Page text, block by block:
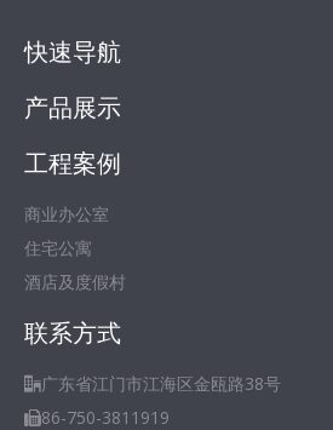
快速导航
产品展示
工程案例
商业办公室
住宅公寓
酒店及度假村
联系方式
广东省江门市江海区金瓯路38号
86-750-3811919